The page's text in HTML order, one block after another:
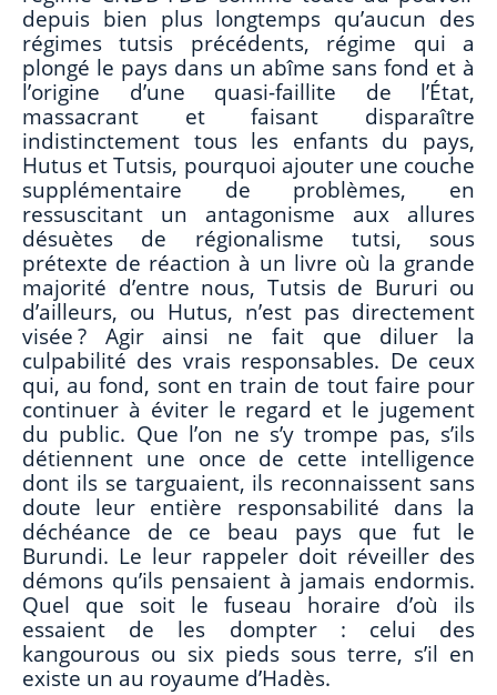
depuis bien plus longtemps qu’aucun des
régimes tutsis précédents, régime qui a
plongé le pays dans un abîme sans fond et à
l’origine d’une quasi-faillite de l’État,
massacrant et faisant disparaître
indistinctement tous les enfants du pays,
Hutus et Tutsis, pourquoi ajouter une couche
supplémentaire de problèmes, en
ressuscitant un antagonisme aux allures
désuètes de régionalisme tutsi, sous
prétexte de réaction à un livre où la grande
majorité d’entre nous, Tutsis de Bururi ou
d’ailleurs, ou Hutus, n’est pas directement
visée ? Agir ainsi ne fait que diluer la
culpabilité des vrais responsables. De ceux
qui, au fond, sont en train de tout faire pour
continuer à éviter le regard et le jugement
du public. Que l’on ne s’y trompe pas, s’ils
détiennent une once de cette intelligence
dont ils se targuaient, ils reconnaissent sans
doute leur entière responsabilité dans la
déchéance de ce beau pays que fut le
Burundi. Le leur rappeler doit réveiller des
démons qu’ils pensaient à jamais endormis.
Quel que soit le fuseau horaire d’où ils
essaient de les dompter : celui des
kangourous ou six pieds sous terre, s’il en
existe un au royaume d’Hadès.